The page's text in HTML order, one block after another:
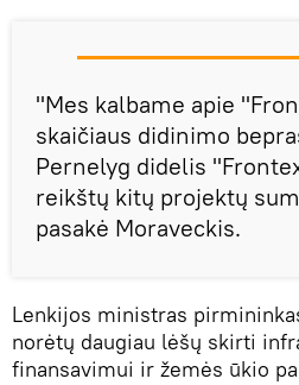
"Mes kalbame apie
skaičiaus didinimo
Pernelyg didelis
reikštų kitų projektų
pasakė Moraveckis.
Lenkijos ministras
norėtų daugiau lėšų skirti
finansavimui ir žemės ūkio